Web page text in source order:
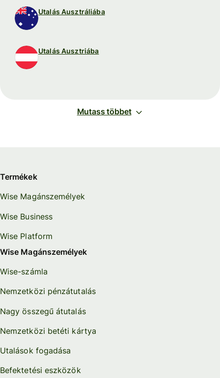
Utalás Ausztráliába
Utalás Ausztriába
Mutass többet
Termékek
Wise Magánszemélyek
Wise Business
Wise Platform
Wise Magánszemélyek
Wise-számla
Nemzetközi pénzátutalás
Nagy összegű átutalás
Nemzetközi betéti kártya
Utalások fogadása
Befektetési eszközök